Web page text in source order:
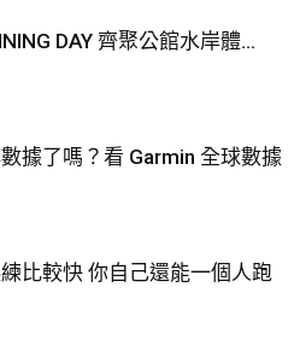
DAY 齊聚公館水岸體...
據了嗎？看 Garmin 全球數據
比較快 你自己還能一個人跑